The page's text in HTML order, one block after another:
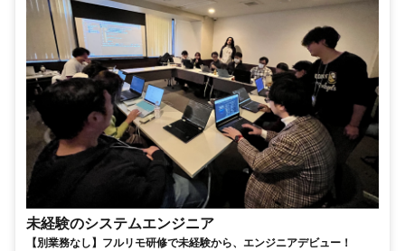
未経験のシステムエンジニア
【別業務なし】フルリモ研修で未経験から、エンジニアデビュー！